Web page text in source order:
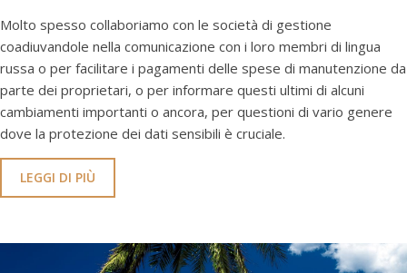
Molto spesso collaboriamo con le società di gestione
coadiuvandole nella comunicazione con i loro membri di lingua
russa o per facilitare i pagamenti delle spese di manutenzione da
parte dei proprietari, o per informare questi ultimi di alcuni
cambiamenti importanti o ancora, per questioni di vario genere
dove la protezione dei dati sensibili è cruciale.
LEGGI DI PIÙ